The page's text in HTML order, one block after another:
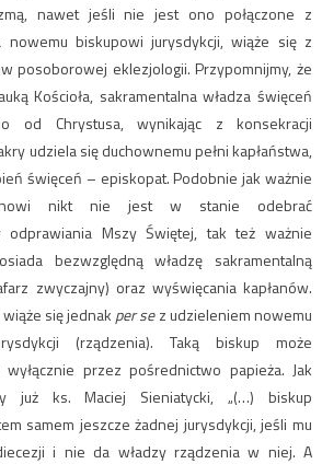
nawet jeśli nie jest ono połączone z
nowemu biskupowi jurysdykcji, wiąże się z
posoborowej eklezjologii. Przypomnijmy, że
Kościoła, sakramentalna władza święceń
od Chrystusa, wynikając z konsekracji
udziela się duchownemu pełni kapłaństwa,
święceń – episkopat. Podobnie jak ważnie
nikt nie jest w stanie odebrać
odprawiania Mszy Świętej, tak też ważnie
bezwzględną władzę sakramentalną
zwyczajny) oraz wyświęcania kapłanów.
się jednak per sez udzieleniem nowemu
(rządzenia). Taką biskup może
przez pośrednictwo papieża. Jak
już ks. Maciej Sieniatycki, „(…) biskup
samem jeszcze żadnej jurysdykcji, jeśli mu
i nie da władzy rządzenia w niej. A